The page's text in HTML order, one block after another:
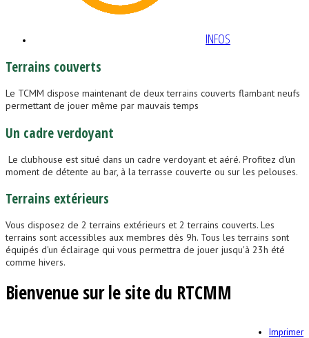
INFOS
Terrains couverts
Le TCMM dispose maintenant de deux terrains couverts flambant neufs
permettant de jouer même par mauvais temps
Un cadreverdoyant
Le clubhouse est situé dans un cadre verdoyant et aéré. Profitez d'un
moment de détente au bar, à la terrasse couverte ou sur les pelouses.
Terrains extérieurs
Vous disposez de 2 terrains extérieurs et 2 terrains couverts. Les
terrains sont accessibles aux membres dès 9h. Tous les terrains sont
équipés d'un éclairage qui vous permettra de jouer jusqu'à 23h été
comme hivers.
Bienvenue sur le site du RTCMM
Imprimer